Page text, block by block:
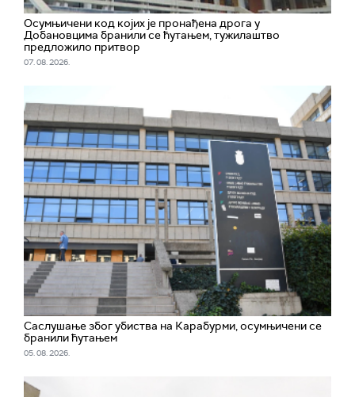
Осумњичени код којих је пронађена дрога у
Добановцима бранили се ћутањем, тужилаштво
предложило притвор
07. 08. 2026.
Саслушање због убиства на Карабурми, осумњичени се
бранили ћутањем
05. 08. 2026.